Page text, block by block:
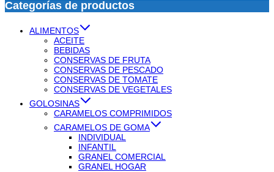
Categorías de productos
ALIMENTOS
ACEITE
BEBIDAS
CONSERVAS DE FRUTA
CONSERVAS DE PESCADO
CONSERVAS DE TOMATE
CONSERVAS DE VEGETALES
GOLOSINAS
CARAMELOS COMPRIMIDOS
CARAMELOS DE GOMA
INDIVIDUAL
INFANTIL
GRANEL COMERCIAL
GRANEL HOGAR